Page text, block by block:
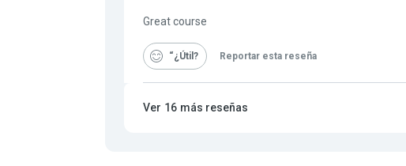
Great course
“¿Útil Reportar esta reseña
Ver 16 más reseñas